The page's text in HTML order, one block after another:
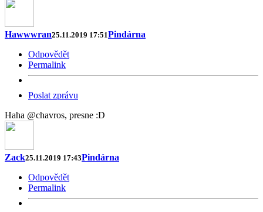
Hawwwran25.11.2019 17:51Pindárna
Odpovědět
Permalink
Poslat zprávu
Haha @chavros, presne :D
Zack25.11.2019 17:43Pindárna
Odpovědět
Permalink